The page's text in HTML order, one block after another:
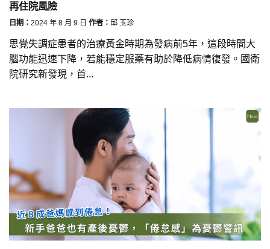
再住院風險
日期： 2024 年 8 月 9 日 作者： 邱 玉珍
思覺失調症患者的治療黃金時期為發病前5年，這段時間大
腦功能迅速下降，若能穩定服藥有助於降低病情復發。國衛
院研究新發現，首...